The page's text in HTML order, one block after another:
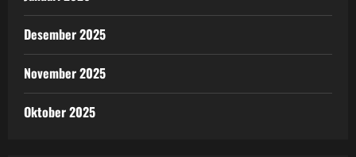
Desember 2025
November 2025
Oktober 2025